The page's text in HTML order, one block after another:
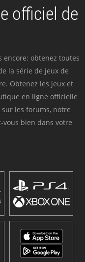
officiel de
encore: obtenez toutes
la série de jeux de
Obtenez les jeux et
en ligne officielle
les forums, notre
vous bien dans votre